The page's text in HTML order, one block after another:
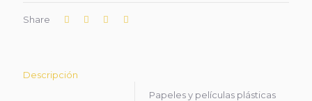
Share
Descripción
Papeles y películas plásticas